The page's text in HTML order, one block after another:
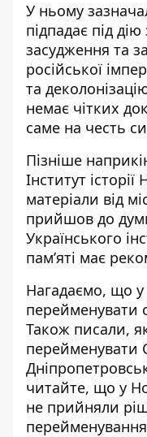
У ньому
підпадає під
засудження та
російської
та
немає чітких
саме на честь
Пізніше
Інститут
матеріали від
прийшов до
Українського
пам’яті має
Нагадаємо, що у
перейменувати
Також писали,
перейменувати
читайте, що у
не прийняли
перейменування